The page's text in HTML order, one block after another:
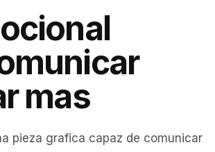
mas
pieza grafica capaz de comunicar